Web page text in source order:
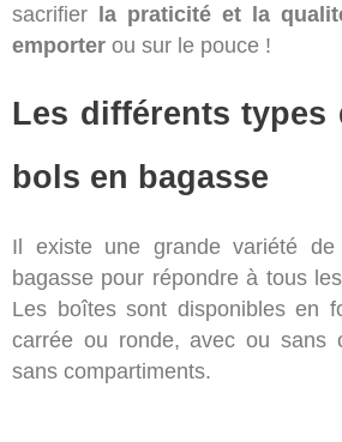
sacrifier la praticité et la
emporter ou sur le pouce !
Les différents types
bols en bagasse
Il existe une grande variété
bagasse pour répondre à tous
Les boîtes sont disponibles en
carrée ou ronde, avec ou sans
sans compartiments.